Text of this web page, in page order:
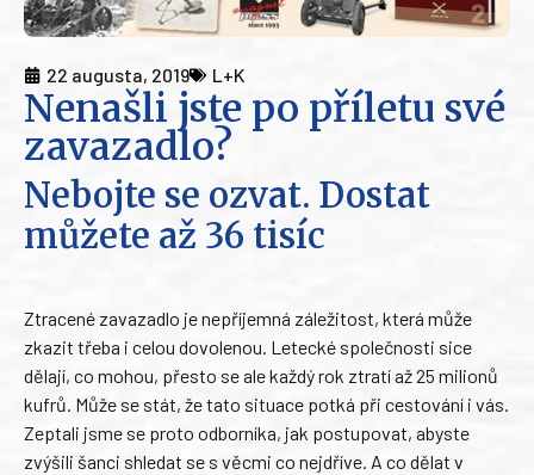
22 augusta, 2019 L+K
Nenašli jste po příletu své
zavazadlo?
Nebojte se ozvat. Dostat
můžete až 36 tisíc
Ztracené zavazadlo je nepříjemná záležitost, která může
zkazit třeba i celou dovolenou. Letecké společnosti sice
dělají, co mohou, přesto se ale každý rok ztratí až 25 milionů
kufrů. Může se stát, že tato situace potká při cestování i vás.
Zeptali jsme se proto odborníka, jak postupovat, abyste
zvýšili šanci shledat se s věcmi co nejdříve. A co dělat v